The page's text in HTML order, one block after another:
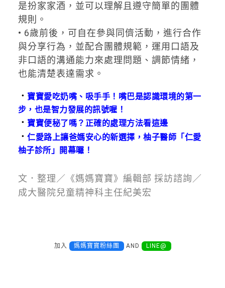
是扮家家酒，並可以理解且遵守簡單的團體
規則。
• 6歲前後，可自在參與同儕活動，進行合作
與分享行為，並配合團體規範，運用口語及
非口語的溝通能力來處理問題、調節情緒，
也能清楚表達需求。
． 寶寶愛吃奶嘴、吸手手！嘴巴是認識環境的第一
步，也是智力發展的訊號喔！
． 寶寶便秘了嗎？正確的處理方法看這邊
．仁愛路上讓爸媽安心的新選擇，柚子醫師「仁愛
柚子診所」開幕囉！
文．整理／《媽媽寶寶》編輯部 採訪諮詢／
成大醫院兒童精神科主任紀美宏
加入 媽媽寶寶粉絲團 AND LINE@